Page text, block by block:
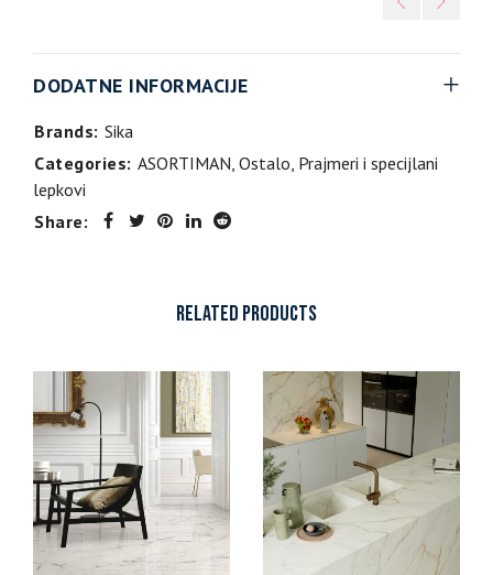
DODATNE INFORMACIJE
Brands: Sika
Categories: ASORTIMAN, Ostalo, Prajmeri i specijlani
lepkovi
Share:
RELATED PRODUCTS